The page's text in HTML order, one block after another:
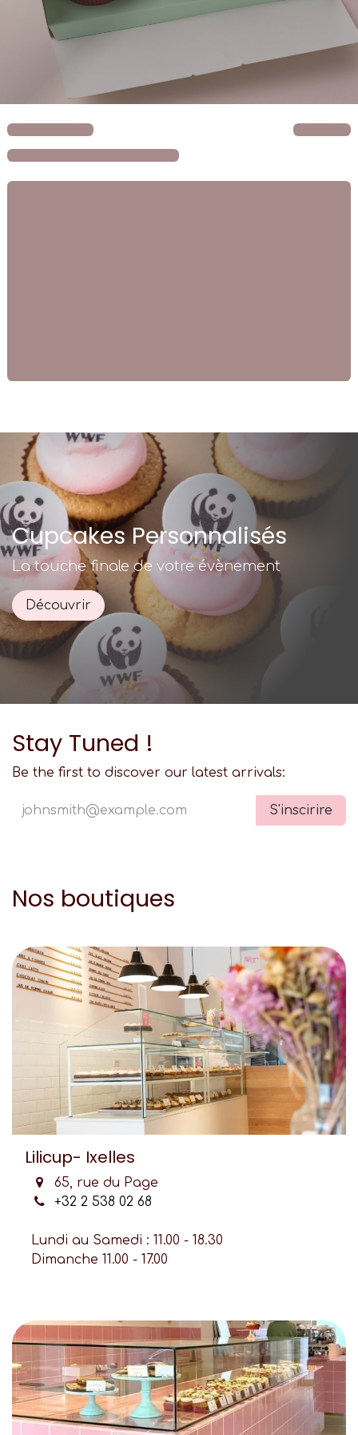
Cupcakes Personnalisés
La touche finale de votre évènement
Découvrir
Stay Tuned !
Be the first to discover our latest arrivals:
S'inscirire
Nos boutiques
Lilicup- Ixelles
65, rue du Page
+32 2 538 02 68
Lundi au Samedi : 11.00 - 18.30
Dimanche 11.00 - 17.00